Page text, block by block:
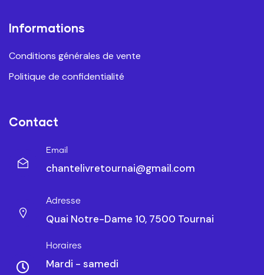
Informations
Conditions générales de vente
Politique de confidentialité
Contact
Email
chantelivretournai@gmail.com
Adresse
Quai Notre-Dame 10, 7500 Tournai
Horaires
Mardi - samedi